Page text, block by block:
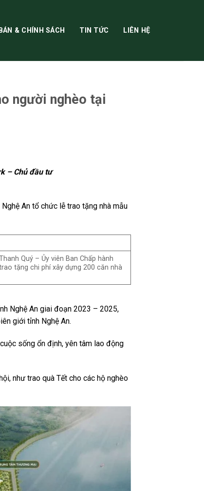
& CHÍNH SÁCH TIN TỨC LIÊN HỆ
người nghèo tại
– Chủ đầu tư
An tổ chức lễ trao tặng nhà mẫu
Quý – Ủy viên Ban Chấp hành
tặng chi phí xây dựng 200 căn nhà
Nghệ An giai đoạn 2023 – 2025,
giới tỉnh Nghệ An.
sống ổn định, yên tâm lao động
như trao quà Tết cho các hộ nghèo